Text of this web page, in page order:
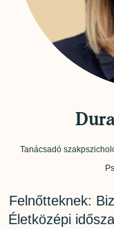
Tanácsadó
Felnőtteknek:
Életközépi